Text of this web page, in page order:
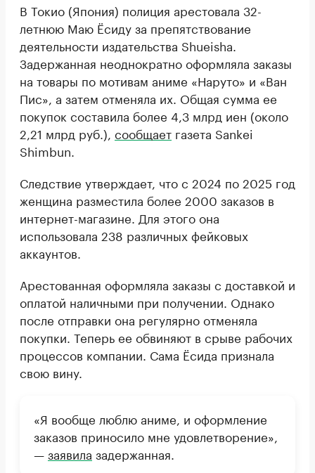
В Токио (Япония) полиция арестовала 32-
летнюю Маю Ёсиду за препятствование
деятельности издательства Shueisha.
Задержанная неоднократно оформляла заказы
на товары по мотивам аниме «Наруто» и «Ван
Пис», а затем отменяла их. Общая сумма ее
покупок составила более 4,3 млрд иен (около
2,21 млрд руб.), сообщает газета Sankei
Shimbun.
Следствие утверждает, что с 2024 по 2025 год
женщина разместила более 2000 заказов в
интернет-магазине. Для этого она
использовала 238 различных фейковых
аккаунтов.
Арестованная оформляла заказы с доставкой и
оплатой наличными при получении. Однако
после отправки она регулярно отменяла
покупки. Теперь ее обвиняют в срыве рабочих
процессов компании. Сама Ёсида признала
свою вину.
«Я вообще люблю аниме, и оформление
заказов приносило мне удовлетворение»,
—заявила задержанная.